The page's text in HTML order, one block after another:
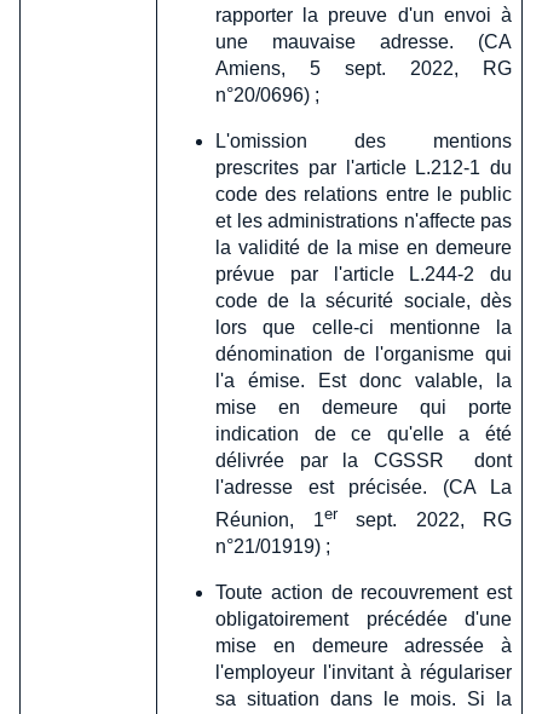
rapporter la preuve d'un envoi à
une mauvaise adresse. (CA
Amiens, 5 sept. 2022, RG
n°20/0696) ;
L'omission des mentions
prescrites par l'article L.212-1 du
code des relations entre le public
et les administrations n'affecte pas
la validité de la mise en demeure
prévue par l'article L.244-2 du
code de la sécurité sociale, dès
lors que celle-ci mentionne la
dénomination de l'organisme qui
l'a émise. Est donc valable, la
mise en demeure qui porte
indication de ce qu'elle a été
délivrée par la CGSSR dont
l'adresse est précisée. (CA La
Réunion, 1er sept. 2022, RG
n°21/01919) ;
Toute action de recouvrement est
obligatoirement précédée d'une
mise en demeure adressée à
l'employeur l'invitant à régulariser
sa situation dans le mois. Si la